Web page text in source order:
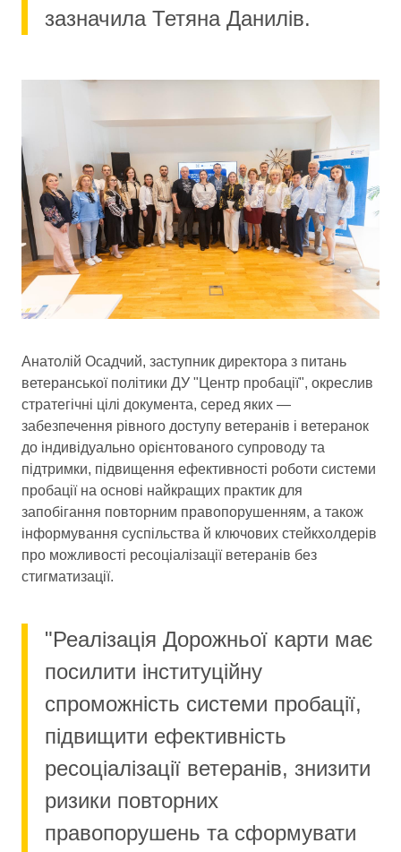
зазначила Тетяна Данилів.
Анатолій Осадчий, заступник директора з питань
ветеранської політики ДУ "Центр пробації", окреслив
стратегічні цілі документа, серед яких —
забезпечення рівного доступу ветеранів і ветеранок
до індивідуально орієнтованого супроводу та
підтримки, підвищення ефективності роботи системи
пробації на основі найкращих практик для
запобігання повторним правопорушенням, а також
інформування суспільства й ключових стейкхолдерів
про можливості ресоціалізації ветеранів без
стигматизації.
"Реалізація Дорожньої карти має
посилити інституційну
спроможність системи пробації,
підвищити ефективність
ресоціалізації ветеранів, знизити
ризики повторних
правопорушень та сформувати